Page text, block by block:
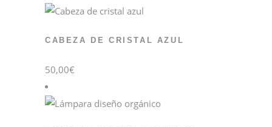
CABEZA DE CRISTAL AZUL
50,00€